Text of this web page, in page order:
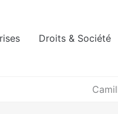
Droits & Société